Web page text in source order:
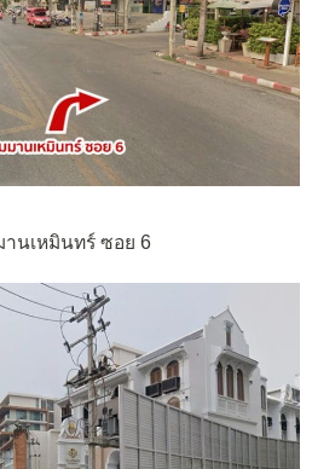
นเหมินทร์ ซอย 6